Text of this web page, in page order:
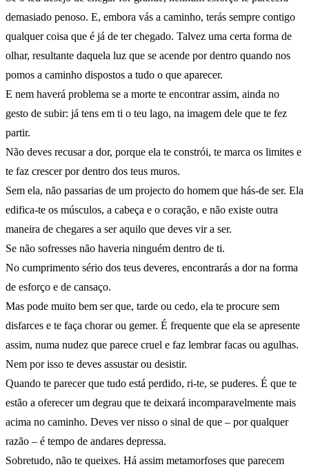
demasiado penoso. E, embora vás a caminho, terás sempre contigo
qualquer coisa que é já de ter chegado. Talvez uma certa forma de
olhar, resultante daquela luz que se acende por dentro quando nos
pomos a caminho dispostos a tudo o que aparecer.
E nem haverá problema se a morte te encontrar assim, ainda no
gesto de subir: já tens em ti o teu lago, na imagem dele que te fez
partir.
Não deves recusar a dor, porque ela te constrói, te marca os limites e
te faz crescer por dentro dos teus muros.
Sem ela, não passarias de um projecto do homem que hás-de ser. Ela
edifica-te os músculos, a cabeça e o coração, e não existe outra
maneira de chegares a ser aquilo que deves vir a ser.
Se não sofresses não haveria ninguém dentro de ti.
No cumprimento sério dos teus deveres, encontrarás a dor na forma
de esforço e de cansaço.
Mas pode muito bem ser que, tarde ou cedo, ela te procure sem
disfarces e te faça chorar ou gemer. É frequente que ela se apresente
assim, numa nudez que parece cruel e faz lembrar facas ou agulhas.
Nem por isso te deves assustar ou desistir.
Quando te parecer que tudo está perdido, ri-te, se puderes. É que te
estão a oferecer um degrau que te deixará incomparavelmente mais
acima no caminho. Deves ver nisso o sinal de que – por qualquer
razão – é tempo de andares depressa.
Sobretudo, não te queixes. Há assim metamorfoses que parecem